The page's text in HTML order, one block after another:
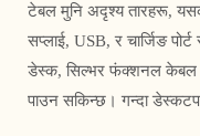
टेबल मुनि अदृश्य तारहरू,
सप्लाई, USB, र चार्जिङ
डेस्क, सिल्भर फंक्शनल केबल
पाउन सकिन्छ। गन्दा